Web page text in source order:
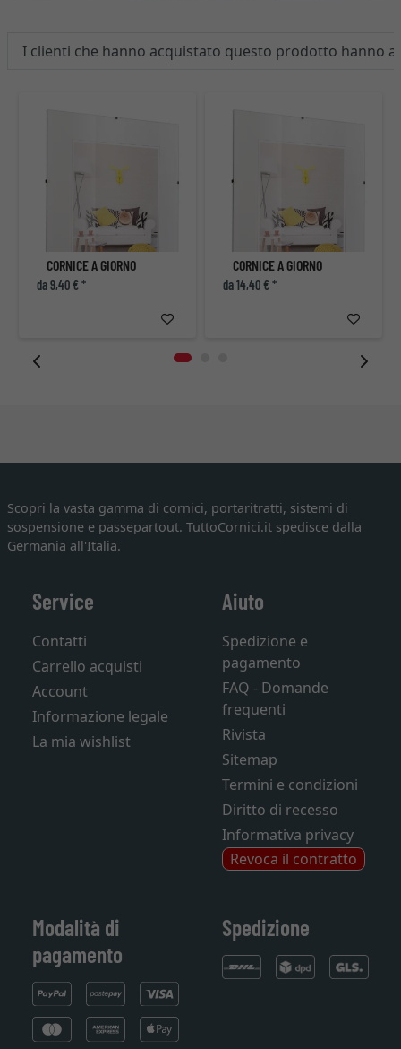
I clienti che hanno acquistato questo prodotto hanno
CORNICE A GIORNO
da 9,40 € *
CORNICE A GIORNO
da 14,40 € *
Scopri la vasta gamma di cornici, portaritratti, sistemi di
sospensione e passepartout. TuttoCornici.it spedisce dalla
Germania all'Italia.
Service
Contatti
Carrello acquisti
Account
Informazione legale
La mia wishlist
Aiuto
Spedizione e
pagamento
FAQ - Domande
frequenti
Rivista
Sitemap
Termini e condizioni
Diritto di recesso
Informativa privacy
Revoca il contratto
Modalità di
pagamento
Spedizione